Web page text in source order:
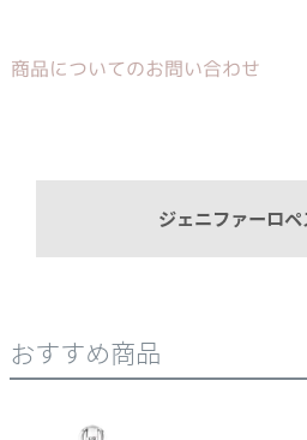
商品についてのお問い合わせ
ジェニファーロ
おすすめ商品